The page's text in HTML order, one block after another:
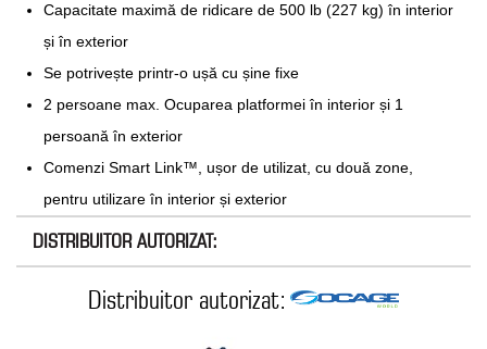
Capacitate maximă de ridicare de 500 lb (227 kg) în interior
și în exterior
Se potrivește printr-o ușă cu șine fixe
2 persoane max. Ocuparea platformei în interior și 1
persoană în exterior
Comenzi Smart Link™, ușor de utilizat, cu două zone,
pentru utilizare în interior și exterior
DISTRIBUITOR AUTORIZAT:
Distribuitor autorizat: